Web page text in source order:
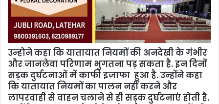
उन्‍होने कहा कि यातायात नियमों की अनदेखी के गंभीर
और जानलेवा परिणाम भुगतना पड़ सकता है. इन दिनों
सड़क दुर्घटनाओं में काफी इजाफा हुआ है. उन्होंने कहा
कि यातायात नियमों का पालन नहीं करने और
लापरवाही से वाहन चलाने से ही सड़क दुर्घटनाएं होती है.